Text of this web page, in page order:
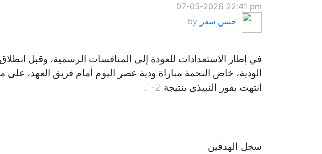
07-05-2026 22:41 pm
by حسن سقر
في إطار الاستعدادات للعودة إلى المنافسات الرسمية، وقبل
الودية، خاض النجمة مباراة ودية عصر اليوم أمام فريق العهد، على
انتهت بفوز النبيذي بنتيجة 2-1.
سجل الهدفين :